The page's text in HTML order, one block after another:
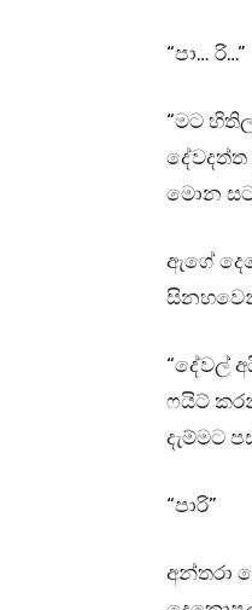
“පා… රි…”
“මට
මොන
ඇගේ
“දේවල්
ෆයිට්
දැම්මට
“පාරි”
අන්තරා